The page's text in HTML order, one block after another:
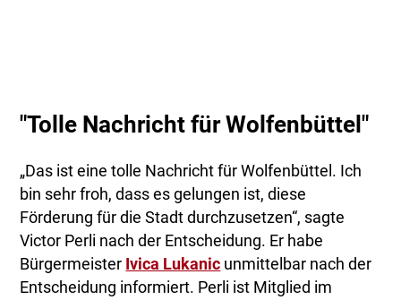
"Tolle Nachricht für Wolfenbüttel"
„Das ist eine tolle Nachricht für Wolfenbüttel. Ich
bin sehr froh, dass es gelungen ist, diese
Förderung für die Stadt durchzusetzen“, sagte
Victor Perli nach der Entscheidung. Er habe
Bürgermeister Ivica Lukanic unmittelbar nach der
Entscheidung informiert. Perli ist Mitglied im